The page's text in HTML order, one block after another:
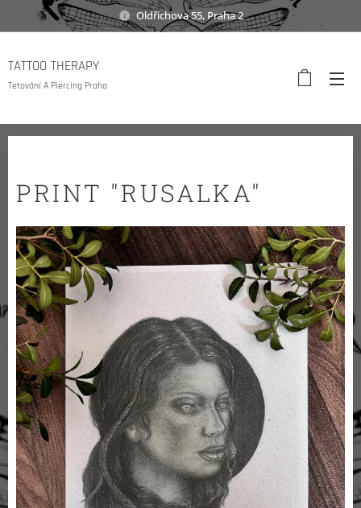
Oldřichova 55, Praha 2
TATTOO THERAPY
Tetování A Piercing Praha
PRINT "RUSALKA"